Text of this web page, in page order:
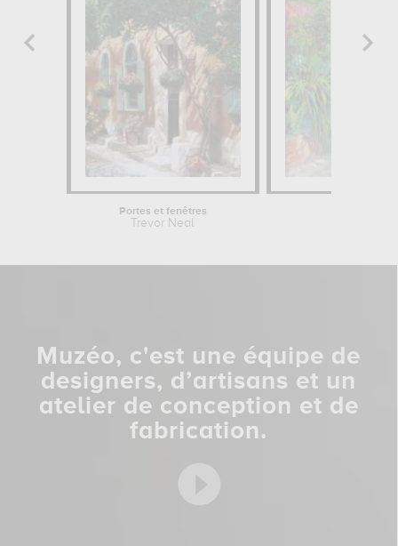
Portes et fenêtres
Trevor Neal
Muzéo, c'est une équipe de
designers, d’artisans et un
atelier de conception et de
fabrication.